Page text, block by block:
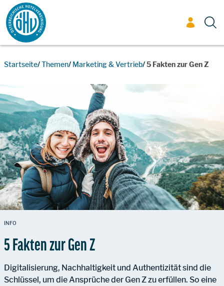
Zum Inhalt
Startseite Themen Marketing & Vertrieb 5 Fakten zur Gen Z
INFO
5 Fakten zur Gen Z
Digitalisierung, Nachhaltigkeit und Authentizität sind die
Schlüssel, um die Ansprüche der Gen Z zu erfüllen. So eine